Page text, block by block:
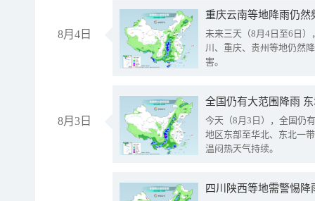
8月4日
重庆云南等地降雨仍然
未来三天（8月4日至6日
川、重庆、贵州等地仍然
害。
8月3日
全国仍有大范围降雨
今天（8月3日），全国仍
地区东部至华北、东北一
温闷热天气持续。